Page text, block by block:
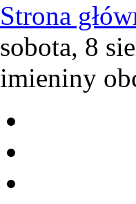
Strona
sobota, 8
imieniny